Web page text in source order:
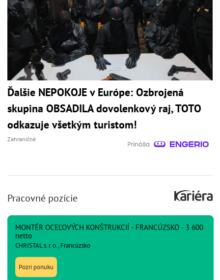
Ďalšie NEPOKOJE v Európe: Ozbrojená
skupina OBSADILA dovolenkový raj, TOTO
odkazuje všetkým turistom!
Zahraničné
Pracovné pozície
MONTÉR OCEĽOVÝCH KONŠTRUKCIÍ - FRANCÚZSKO - 3 600
netto
CHRISTAL s. r. o., Francúzsko
Pozri ponuku